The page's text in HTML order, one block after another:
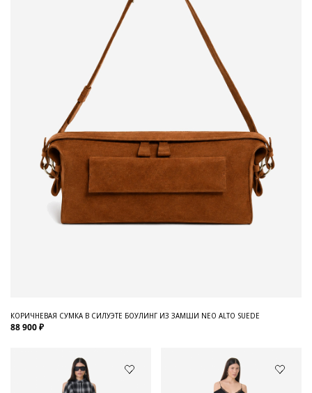
КОРИЧНЕВАЯ СУМКА В СИЛУЭТЕ БОУЛИНГ ИЗ ЗАМШИ NEO ALTO SUEDE
88 900 ₽